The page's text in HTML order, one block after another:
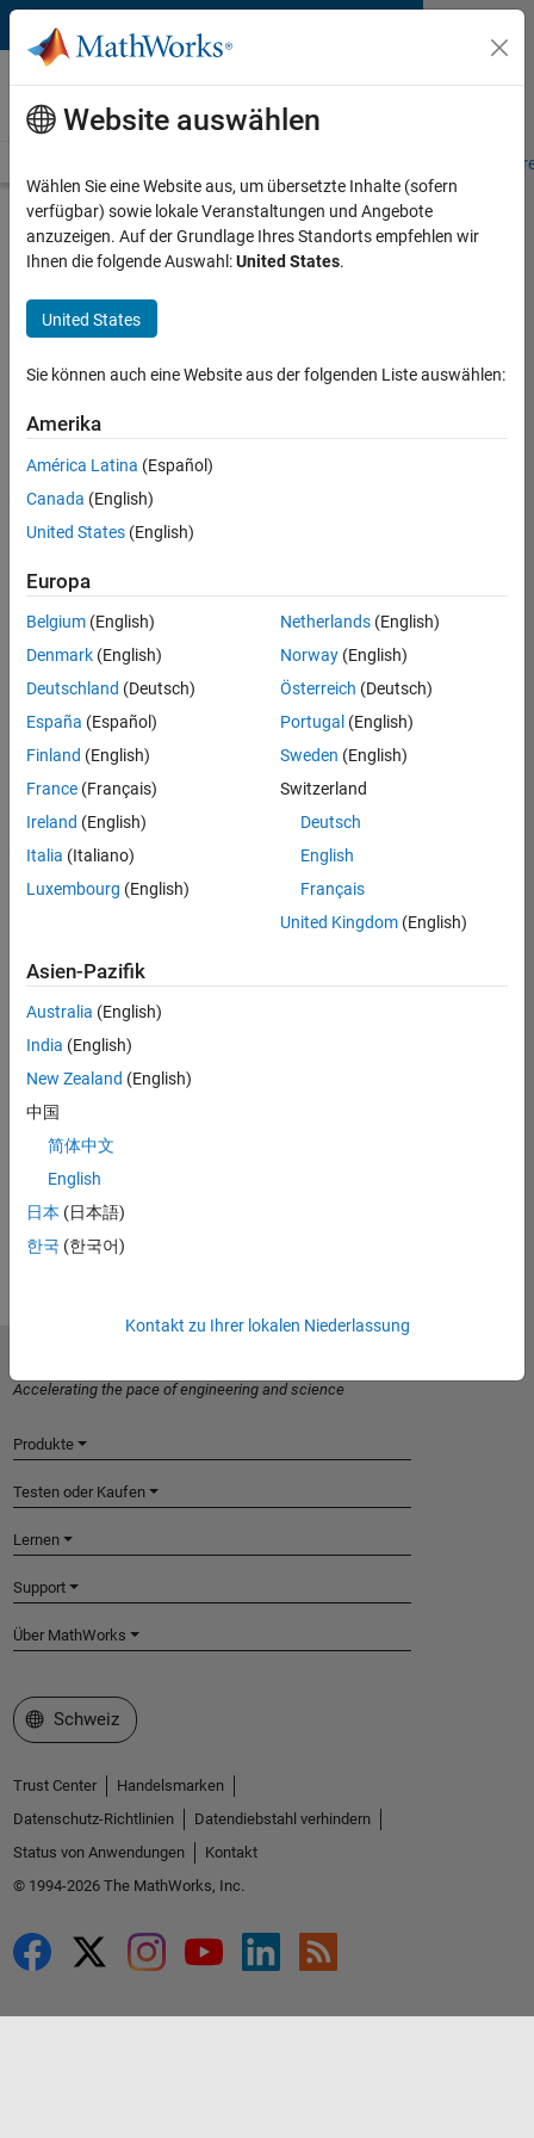
Weiter zum Inhalt
MATLAB and Simulink
Requirements
Product Requirements &
Platform Availability for
SerDes Toolbox
Product Requirements
Simulink required for IBIS-AMI model generation
RF Toolbox required for using S-parameter data
Signal Integrity Toolbox recommended for
statistical and time domain analysis of IBIS-AMI
models
Simulink Compiler
Eligible for Use with Parallel Computing
See Supported Third-Party Compilers
Introduced in R2019a
View requirements for another product:
Select product
Website auswählen
Wählen Sie eine Website aus, um übersetzte Inhalte (sofern
verfügbar) sowie lokale Veranstaltungen und Angebote
anzuzeigen. Auf der Grundlage Ihres Standorts empfehlen wir
Ihnen die folgende Auswahl:United States.
United States
Sie können auch eine Website aus der folgenden Liste auswählen:
Amerika
América Latina (Español)
Canada (English)
United States (English)
Europa
Belgium (English)
Denmark (English)
Deutschland (Deutsch)
España (Español)
Finland (English)
France (Français)
Ireland (English)
Italia (Italiano)
Luxembourg (English)
Netherlands(English)
Norway(English)
Österreich (Deutsch)
Portugal (English)
Sweden (English)
Switzerland
Deutsch
English
Français
United Kingdom(English)
Asien-Pazifik
Australia (English)
India (English)
New Zealand (English)
中国
简体中文
English
日本 (日本語)
한국 (한국어)
Kontakt zu Ihrer lokalen Niederlassung
Accelerating the pace of engineering and science
Produkte
Testen oder Kaufen
Lernen
Support
Über MathWorks
Website auswählen
Schweiz
Trust Center
Handelsmarken
Datenschutz-Richtlinien
Datendiebstahl verhindern
Status von Anwendungen
Kontakt
© 1994-2026 The MathWorks, Inc.